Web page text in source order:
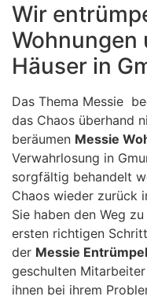
Wir
Wohnungen
Häuser in
Das Thema Messie
das Chaos überhand
beräumen Messie
Verwahrlosung in
sorgfältig behandelt
Chaos wieder zurück
Sie haben den Weg
ersten richtigen
der Messie
geschulten
ihnen bei ihrem